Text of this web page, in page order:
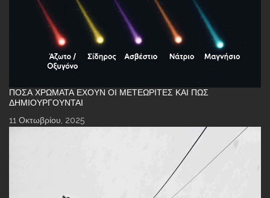
ΠΌΣΑ ΧΡΏΜΑΤΑ ΈΧΟΥΝ ΟΙ ΜΕΤΕΩΡΊΤΕΣ ΚΑΙ ΠΏΣ
ΔΗΜΙΟΥΡΓΟΎΝΤΑΙ
11 Οκτωβρίου, 2025